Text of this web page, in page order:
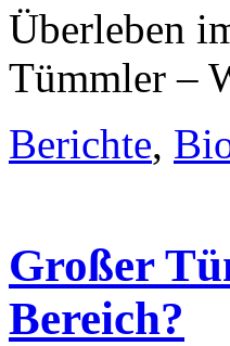
Überleben
Tümmler –
Berichte,
Großer
Bereich?